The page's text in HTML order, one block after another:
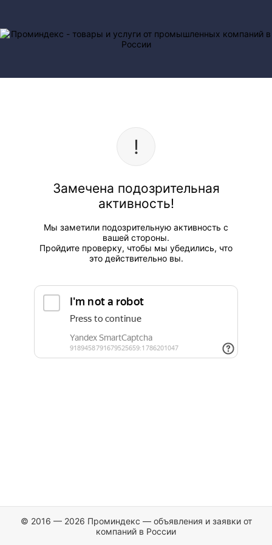
Замечена подозрительная
активность!
Мы заметили подозрительную активность с
вашей стороны.
Пройдите проверку, чтобы мы убедились, что
это действительно вы.
© 2016 — 2026 Проминдекс — объявления и заявки от
компаний в России